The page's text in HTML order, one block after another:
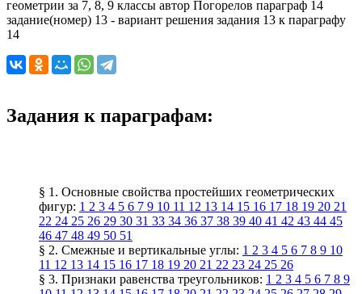
геометрии за 7, 8, 9 классы автор Погорелов параграф 14
задание(номер) 13 - вариант решения задания 13 к параграфу
14
Задания к параграфам:
§ 1. Основные свойства простейших геометрических
фигур: 1 2 3 4 5 6 7 9 10 11 12 13 14 15 16 17 18 19 20 21
22 24 25 26 29 30 31 33 34 36 37 38 39 40 41 42 43 44 45
46 47 48 49 50 51
§ 2. Смежные и вертикальные углы: 1 2 3 4 5 6 7 8 9 10
11 12 13 14 15 16 17 18 19 20 21 22 23 24 25 26
§ 3. Признаки равенства треугольников: 1 2 3 4 5 6 7 8 9